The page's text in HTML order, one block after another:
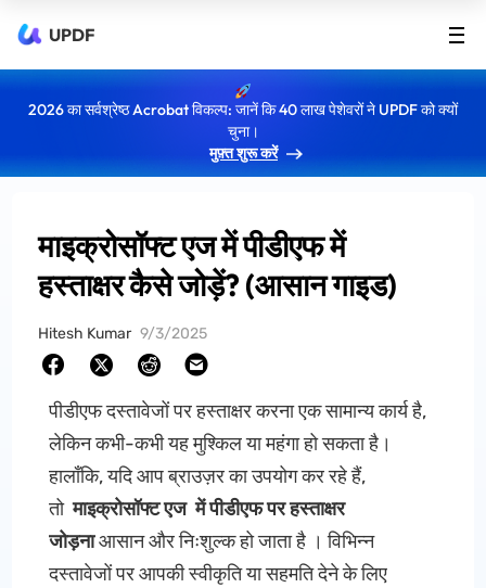
UPDF
2026 का सर्वश्रेष्ठ Acrobat विकल्प: जानें कि 40 लाख पेशेवरों ने UPDF को क्यों
चुना।
मुफ़्त शुरू करें
माइक्रोसॉफ्ट एज में पीडीएफ में
हस्ताक्षर कैसे जोड़ें? (आसान गाइड)
Hitesh Kumar 9/3/2025
पीडीएफ दस्तावेजों पर हस्ताक्षर करना एक सामान्य कार्य है,
लेकिन कभी-कभी यह मुश्किल या महंगा हो सकता है।
हालाँकि, यदि आप ब्राउज़र का उपयोग कर रहे हैं,
तो माइक्रोसॉफ्ट एज मेंपीडीएफ पर हस्ताक्षर
जोड़नाआसान और निःशुल्क हो जाता है । विभिन्न
दस्तावेजों पर आपकी स्वीकृति या सहमति देने के लिए